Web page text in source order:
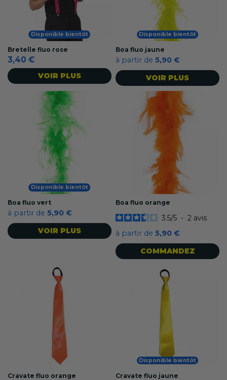
Disponible bientôt
Bretelle fluo rose
3,40 €
VOIR PLUS
Disponible bientôt
Boa fluo jaune
à partir de5,90 €
VOIR PLUS
Disponible bientôt
Boa fluo vert
à partir de 5,90 €
VOIR PLUS
Boa fluo orange
3.5/5 - 2 avis
à partir de5,90 €
COMMANDEZ
Cravate fluo orange
Disponible bientôt
Cravate fluo jaune